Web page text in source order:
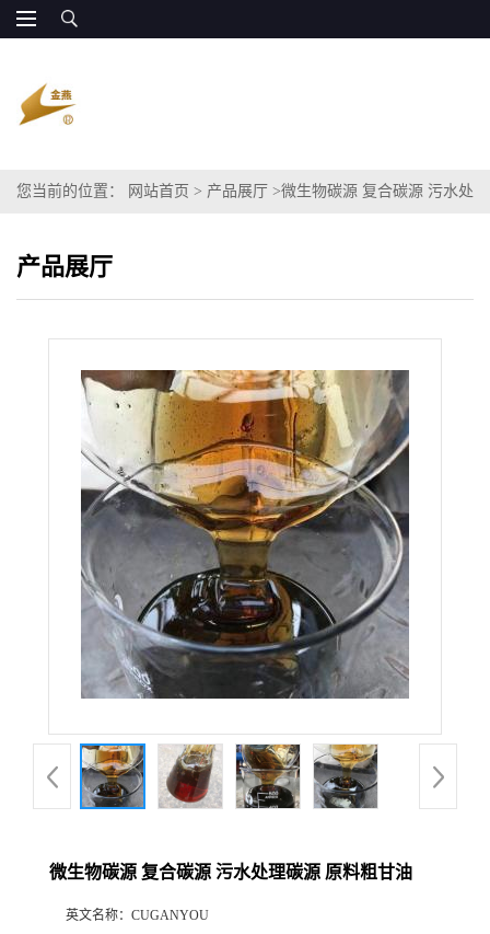
您当前的位置： 网站首页 > 产品展厅 >微生物碳源 复合碳源 污水处
产品展厅
微生物碳源 复合碳源 污水处理碳源 原料粗甘油
英文名称： CUGANYOU